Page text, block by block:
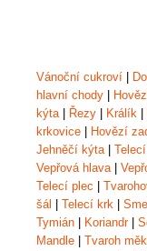
Vánoční cukroví
hlavní chody
kýta| Řezy Králík
krkovice
Hovězí
Jehněčí kýta|
Vepřová hlava|
Telecí plec
šál
Telecí krk
Tymián
Koriandr|
Mandle
Tvaroh